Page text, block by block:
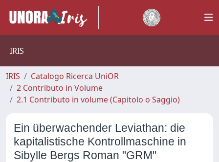
IRIS
IRIS
Catalogo Ricerca UniOR
2 Contributo in Volume
2.1 Contributo in volume (Capitolo o Saggio)
Ein überwachender Leviathan: die
kapitalistische Kontrollmaschine in
Sibylle Bergs Roman "GRM"